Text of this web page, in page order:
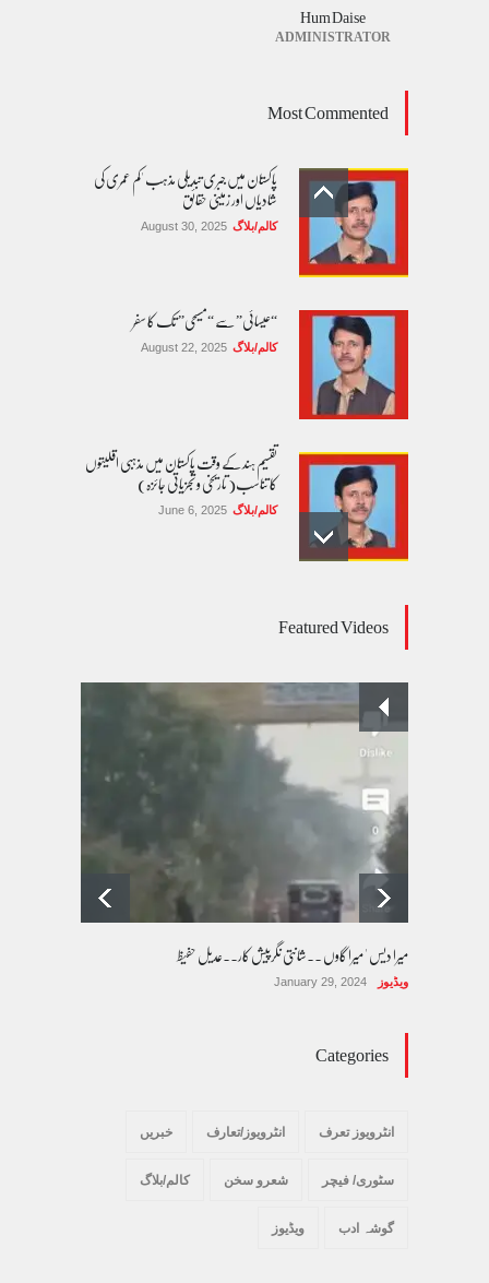
Hum Daise
ADMINISTRATOR
Most Commented
پاکستان میں جبری تبدیلی مذہب 'کم عمری کی
شادیاں اور زمینی حقائق
کالم/بلاگ August 30, 2025
“عیسائی” سے “مسیحی” تک کا سفر
کالم/بلاگ August 22, 2025
تقسیم ہند کے وقت پاکستان میں مذہبی اقلیتوں
کا تناسب( تاریخی و تجزیاتی جائزہ)
کالم/بلاگ June 6, 2025
پسند کی شادیوں کا بڑھتا ہوا رجحان اور راولپنڈی
کی یوسیز میں اندارج پر پابندی ایک نیا تنازعہ
October 14, 2025
Featured Videos
میرا دیس ' میرا گاوں ۔۔شانتی نگرپیش کار۔۔عدیل حفیظ
ویڈیوز January 29, 2024
Categories
انٹرویوز تعرف انٹرویوز/تعارف خبریں
سٹوری/ فیچر شعرو سخن کالم/بلاگ
گوشہ ادب ویڈیوز